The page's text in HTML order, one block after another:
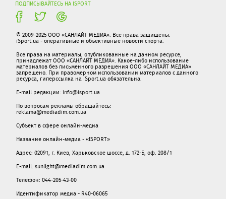
ПОДПИСЫВАЙТЕСЬ НА ISPORT
© 2009-2025 ООО «САНЛАЙТ МЕДИА». Все права защищены.
iSport.ua - оперативные и объективные новости спорта.
Все права на материалы, опубликованные на данном ресурсе,
принадлежат ООО «САНЛАЙТ МЕДИА». Какое-либо использование
материалов без письменного разрешения ООО «САНЛАЙТ МЕДИА»
запрещено. При правомерном использовании материалов с данного
ресурса, гиперссылка на iSport.ua обязательна.
E-mail редакции: info@isport.ua
По вопросам рекламы обращайтесь:
reklama@mediadim.com.ua
Субъект в сфере онлайн-медиа
Название онлайн-медиа - «ISPORT»
Адрес: 02091, г. Киев, Харьковское шоссе, д. 172-Б, оф. 208/1
E-mail: sunlight@mediadim.com.ua
Телефон: 044-205-43-00
Идентификатор медиа - R40-06065